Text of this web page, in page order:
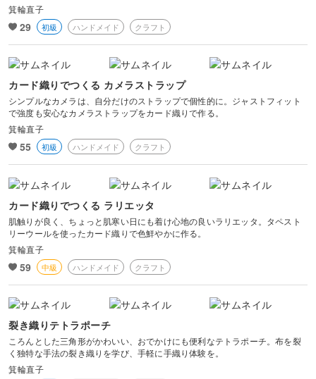
箕輪直子
29 初級 ハンドメイド クラフト
カード織りでつくる カメラストラップ
シンプルなカメラは、自分だけのストラップで個性的に。ジャストフィット
で強度も安心なカメラストラップをカード織りで作る。
箕輪直子
55 初級 ハンドメイド クラフト
カード織りでつくる ラリエッタ
肌触りが良く、ちょっと肌寒い日にも着け心地の良いラリエッタ。タペスト
リーウールを使ったカード織りで色鮮やかに作る。
箕輪直子
59 中級 ハンドメイド クラフト
裂き織りテトラポーチ
ころんとした三角形がかわいい、おでかけにも便利なテトラポーチ。布を裂
く独特な手法の裂き織りを学び、手軽に手織り体験を。
箕輪直子